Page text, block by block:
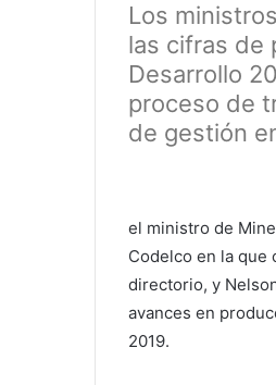
Los
las cifras de
Desarrollo
proceso de
de gestión
el ministro de
Codelco en la que
directorio, y
avances en
2019.